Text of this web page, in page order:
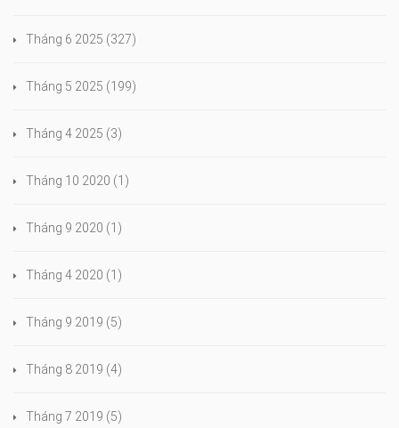
Tháng 6 2025 (327)
Tháng 5 2025 (199)
Tháng 4 2025 (3)
Tháng 10 2020 (1)
Tháng 9 2020 (1)
Tháng 4 2020 (1)
Tháng 9 2019 (5)
Tháng 8 2019 (4)
Tháng 7 2019 (5)